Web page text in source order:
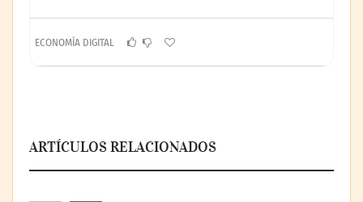
ECONOMÍA DIGITAL
ARTÍCULOS RELACIONADOS